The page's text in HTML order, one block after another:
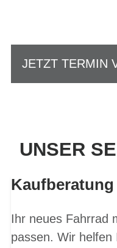
JETZT TERMIN
UNSER
Kaufberatung
Ihr neues Fahrrad
passen. Wir